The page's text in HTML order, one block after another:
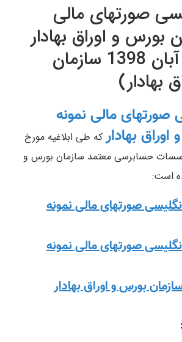
صورتهای مالی
بورس و اوراق بهادار
(ابلاغیه 14 آبان 1398 سازمان
مالی نمونه
بهادارکه طی ابلاغیه مورخ
به موسسات حسابرسی معتمد سازمان بورس و
است:
صورتهای مالی نمونه
صورتهای مالی نمونه
بورس و اوراق بهادار